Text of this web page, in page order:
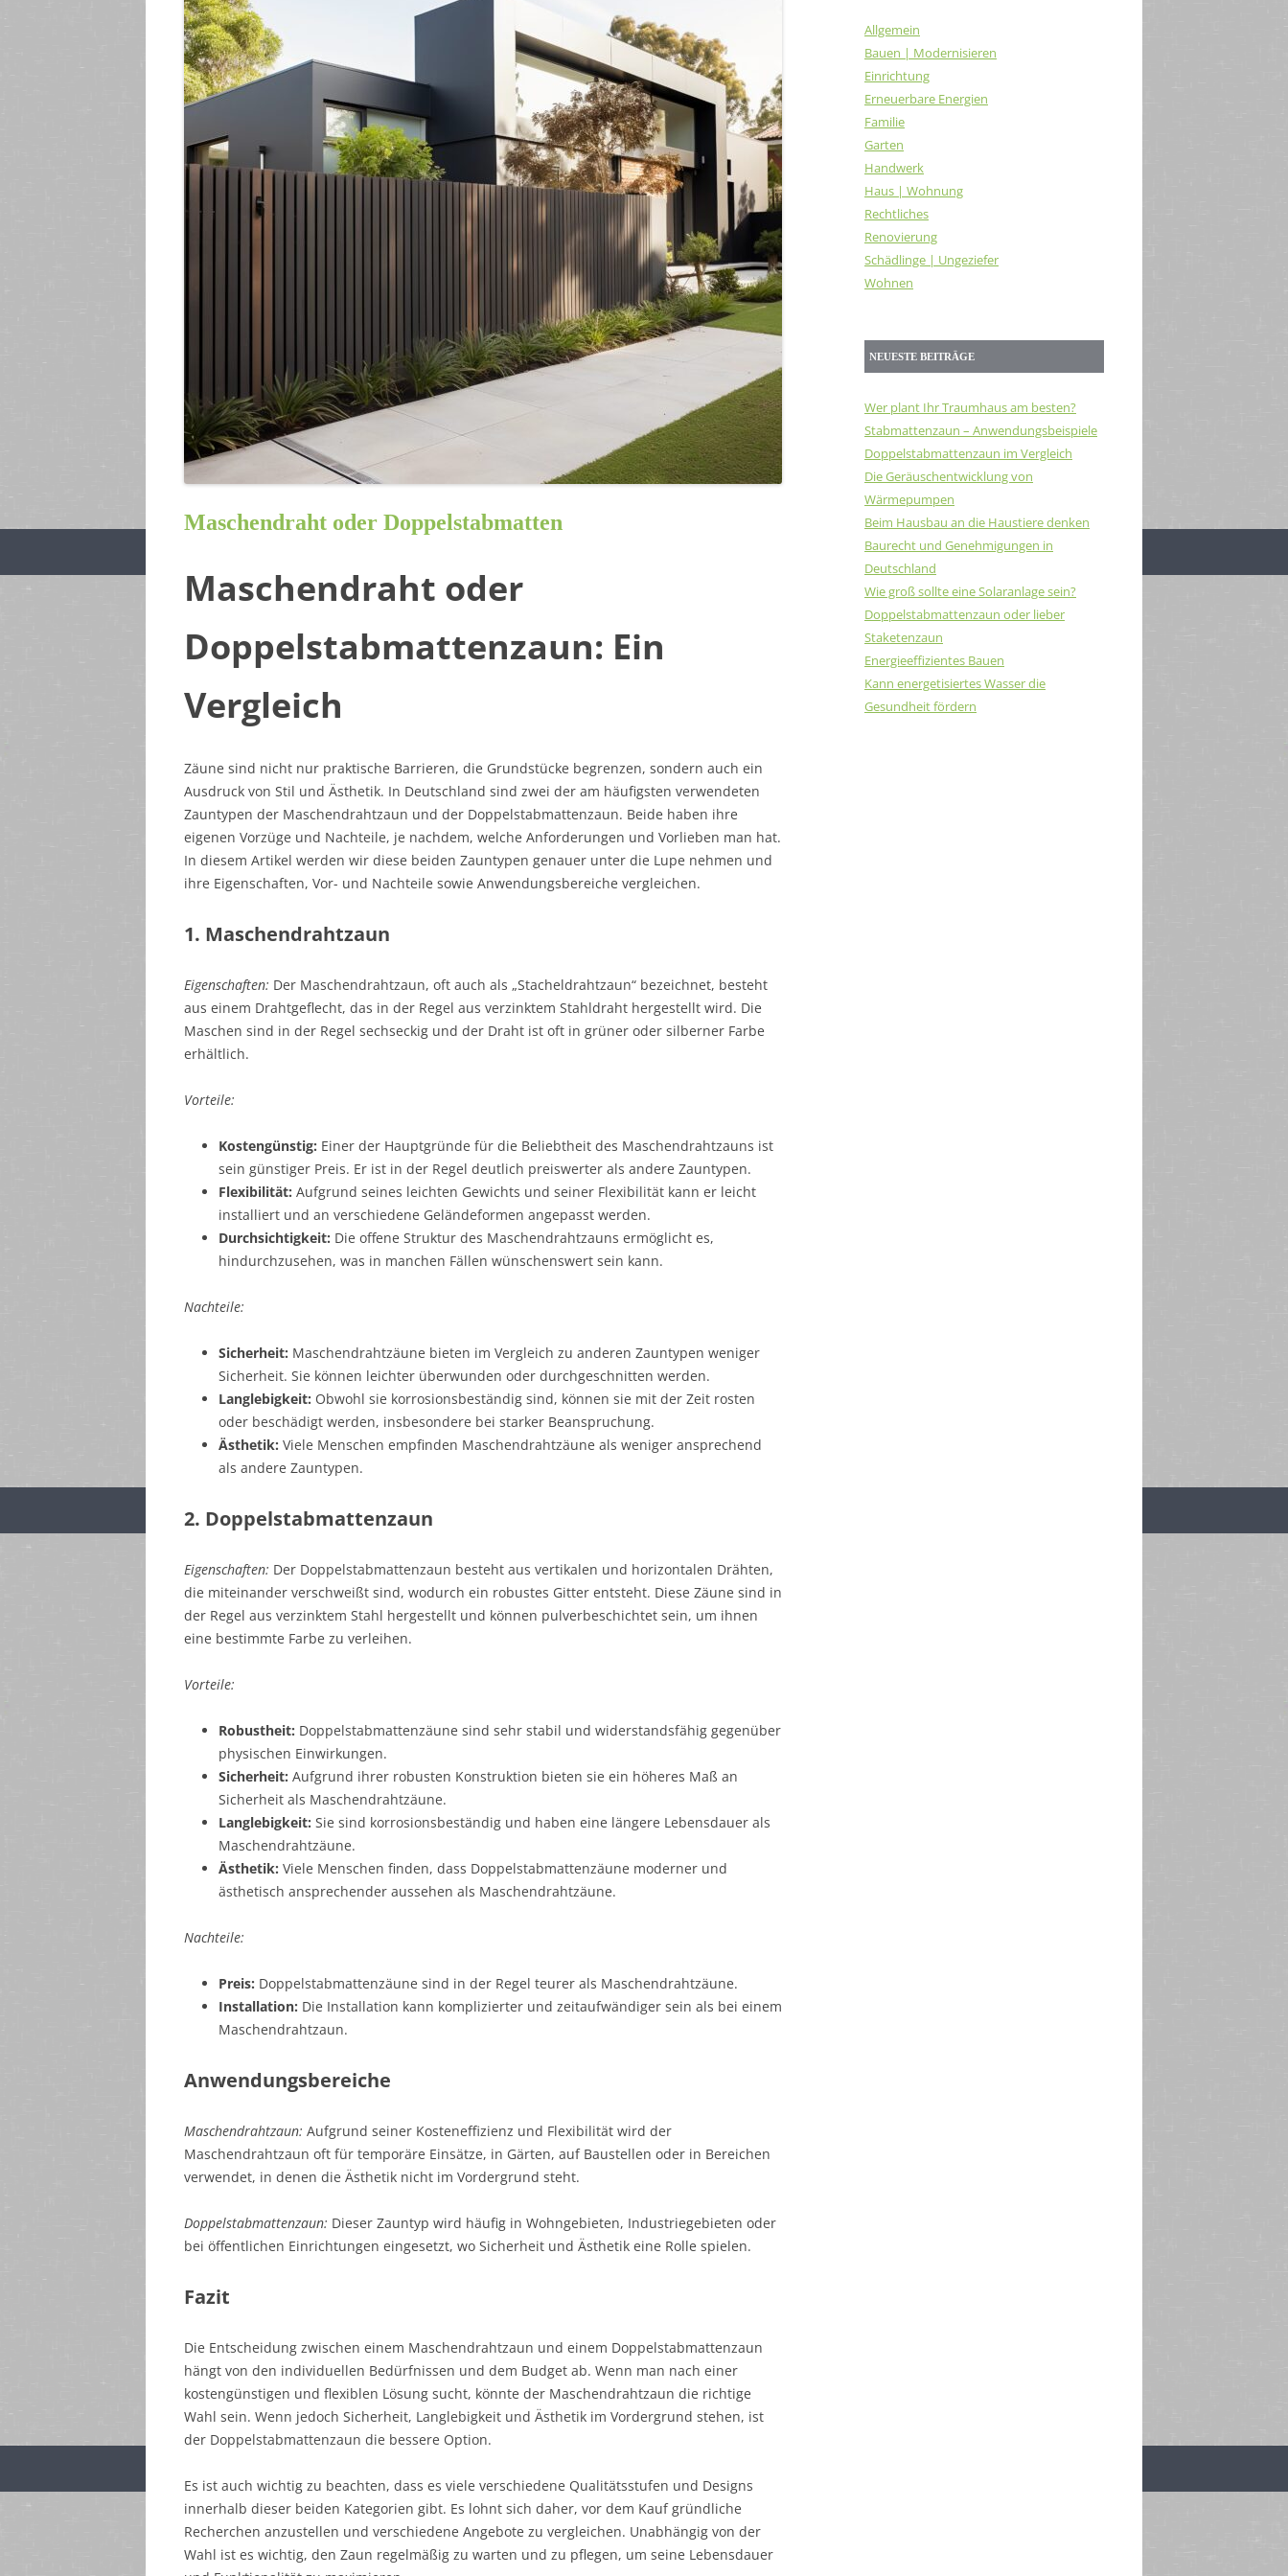
Maschendraht oder Doppelstabmatten
Maschendraht oder
Doppelstabmattenzaun: Ein
Vergleich
Zäune sind nicht nur praktische Barrieren, die Grundstücke begrenzen, sondern auch ein
Ausdruck von Stil und Ästhetik. In Deutschland sind zwei der am häufigsten verwendeten
Zauntypen der Maschendrahtzaun und der Doppelstabmattenzaun. Beide haben ihre
eigenen Vorzüge und Nachteile, je nachdem, welche Anforderungen und Vorlieben man hat.
In diesem Artikel werden wir diese beiden Zauntypen genauer unter die Lupe nehmen und
ihre Eigenschaften, Vor- und Nachteile sowie Anwendungsbereiche vergleichen.
1. Maschendrahtzaun
Eigenschaften: Der Maschendrahtzaun, oft auch als „Stacheldrahtzaun“ bezeichnet, besteht
aus einem Drahtgeflecht, das in der Regel aus verzinktem Stahldraht hergestellt wird. Die
Maschen sind in der Regel sechseckig und der Draht ist oft in grüner oder silberner Farbe
erhältlich.
Vorteile:
Kostengünstig: Einer der Hauptgründe für die Beliebtheit des Maschendrahtzauns ist
sein günstiger Preis. Er ist in der Regel deutlich preiswerter als andere Zauntypen.
Flexibilität: Aufgrund seines leichten Gewichts und seiner Flexibilität kann er leicht
installiert und an verschiedene Geländeformen angepasst werden.
Durchsichtigkeit: Die offene Struktur des Maschendrahtzauns ermöglicht es,
hindurchzusehen, was in manchen Fällen wünschenswert sein kann.
Nachteile:
Sicherheit: Maschendrahtzäune bieten im Vergleich zu anderen Zauntypen weniger
Sicherheit. Sie können leichter überwunden oder durchgeschnitten werden.
Langlebigkeit: Obwohl sie korrosionsbeständig sind, können sie mit der Zeit rosten
oder beschädigt werden, insbesondere bei starker Beanspruchung.
Ästhetik: Viele Menschen empfinden Maschendrahtzäune als weniger ansprechend
als andere Zauntypen.
2. Doppelstabmattenzaun
Eigenschaften: Der Doppelstabmattenzaun besteht aus vertikalen und horizontalen Drähten,
die miteinander verschweißt sind, wodurch ein robustes Gitter entsteht. Diese Zäune sind in
der Regel aus verzinktem Stahl hergestellt und können pulverbeschichtet sein, um ihnen
eine bestimmte Farbe zu verleihen.
Vorteile:
Robustheit: Doppelstabmattenzäune sind sehr stabil und widerstandsfähig gegenüber
physischen Einwirkungen.
Sicherheit: Aufgrund ihrer robusten Konstruktion bieten sie ein höheres Maß an
Sicherheit als Maschendrahtzäune.
Langlebigkeit: Sie sind korrosionsbeständig und haben eine längere Lebensdauer als
Maschendrahtzäune.
Ästhetik: Viele Menschen finden, dass Doppelstabmattenzäune moderner und
ästhetisch ansprechender aussehen als Maschendrahtzäune.
Nachteile:
Preis: Doppelstabmattenzäune sind in der Regel teurer als Maschendrahtzäune.
Installation: Die Installation kann komplizierter und zeitaufwändiger sein als bei einem
Maschendrahtzaun.
Anwendungsbereiche
Maschendrahtzaun: Aufgrund seiner Kosteneffizienz und Flexibilität wird der
Maschendrahtzaun oft für temporäre Einsätze, in Gärten, auf Baustellen oder in Bereichen
verwendet, in denen die Ästhetik nicht im Vordergrund steht.
Doppelstabmattenzaun: Dieser Zauntyp wird häufig in Wohngebieten, Industriegebieten oder
bei öffentlichen Einrichtungen eingesetzt, wo Sicherheit und Ästhetik eine Rolle spielen.
Fazit
Die Entscheidung zwischen einem Maschendrahtzaun und einem Doppelstabmattenzaun
hängt von den individuellen Bedürfnissen und dem Budget ab. Wenn man nach einer
kostengünstigen und flexiblen Lösung sucht, könnte der Maschendrahtzaun die richtige
Wahl sein. Wenn jedoch Sicherheit, Langlebigkeit und Ästhetik im Vordergrund stehen, ist
der Doppelstabmattenzaun die bessere Option.
Es ist auch wichtig zu beachten, dass es viele verschiedene Qualitätsstufen und Designs
innerhalb dieser beiden Kategorien gibt. Es lohnt sich daher, vor dem Kauf gründliche
Recherchen anzustellen und verschiedene Angebote zu vergleichen. Unabhängig von der
Wahl ist es wichtig, den Zaun regelmäßig zu warten und zu pflegen, um seine Lebensdauer
Allgemein
Bauen | Modernisieren
Einrichtung
Erneuerbare Energien
Familie
Garten
Handwerk
Haus | Wohnung
Rechtliches
Renovierung
Schädlinge | Ungeziefer
Wohnen
NEUESTE BEITRÄGE
Wer plant Ihr Traumhaus am besten?
Stabmattenzaun – Anwendungsbeispiele
Doppelstabmattenzaun im Vergleich
Die Geräuschentwicklung von
Wärmepumpen
Beim Hausbau an die Haustiere denken
Baurecht und Genehmigungen in
Deutschland
Wie groß sollte eine Solaranlage sein?
Doppelstabmattenzaun oder lieber
Staketenzaun
Energieeffizientes Bauen
Kann energetisiertes Wasser die
Gesundheit fördern